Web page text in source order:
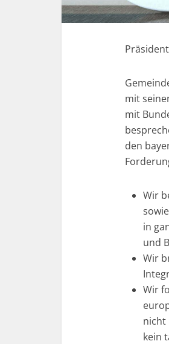
mit
mit
den
Wir
in
und
Wir
Wir
nicht
kein